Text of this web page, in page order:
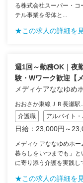
る株式会社スーパー・
テル事業を母体と...
★この求人の詳細を
週1回～勤務OK｜夜
験・Wワーク歓迎【
メディケアななゆめ
おおさか東線ＪＲ長瀬駅...
介護職
アルバイト・
日給：23,000円～
メディケアななゆめホ
暮らしをいつまでも」
に寄り添う介護を実践し
★この求人の詳細を